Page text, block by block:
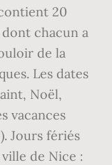
20
chacun a
de la
Les dates
Noël,
vacances
Jours fériés
de Nice :